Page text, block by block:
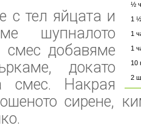
½
1
1
1
10
2
с тел яйцата и
шупналото
добавяме
докато
смес. Накрая
сирене,